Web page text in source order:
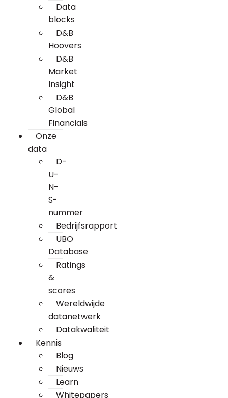
Data
blocks
D&B
Hoovers
D&B
Market
Insight
D&B
Global
Financials
Onze
data
D-
U-
N-
S-
nummer
Bedrijfsrapport
UBO
Database
Ratings
&
scores
Wereldwijde
datanetwerk
Datakwaliteit
Kennis
Blog
Nieuws
Learn
Whitepapers